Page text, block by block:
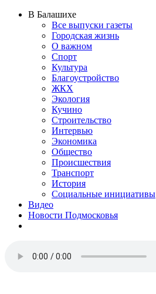
В Балашихе
Все выпуски газеты
Городская жизнь
О важном
Спорт
Культура
Благоустройство
ЖКХ
Экология
Кучино
Строительство
Интервью
Экономика
Общество
Происшествия
Транспорт
История
Социальные инициативы
Видео
Новости Подмосковья